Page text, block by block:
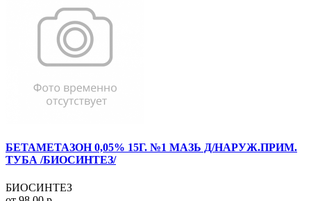
БЕТАМЕТАЗОН 0,05% 15Г. №1 МАЗЬ Д/НАРУЖ.ПРИМ.
ТУБА /БИОСИНТЕЗ/
БИОСИНТЕЗ